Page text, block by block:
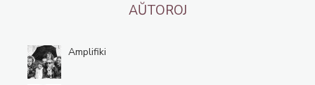
AŬTOROJ
Amplifiki